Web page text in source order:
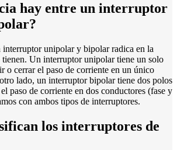
hay entre un interruptor
unipolar y bipolar radica en la
tienen. Un interruptor unipolar tiene un solo
o cerrar el paso de corriente en un único
lado, un interruptor bipolar tiene dos polos
paso de corriente en dos conductores (fase y
con ambos tipos de interruptores.
los interruptores de